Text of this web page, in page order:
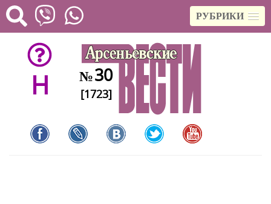
РУБРИКИ
H №30
[1723]